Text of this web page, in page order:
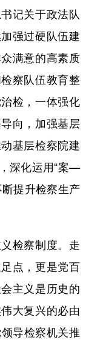
记关于政法队
强过硬队伍建
满意的高素质
察队伍教育整
检，一体强化
向，加强基层
基层检察院建
深化运用“案—
提升检察生产
检察制度。走
点，更是党百
主义是历史的
大复兴的必由
导检察机关推